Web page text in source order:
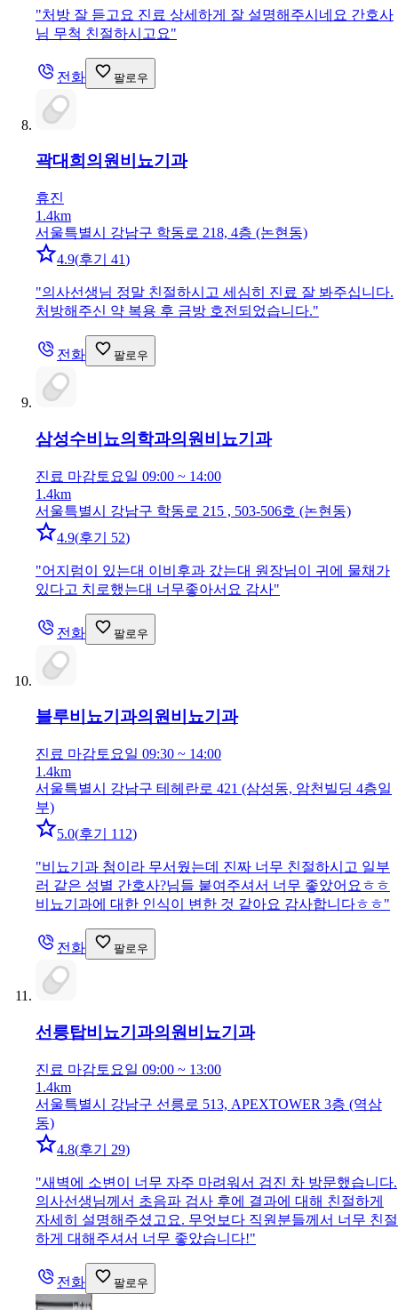
"처방 잘 듣고요 진료 상세하게 잘 설명해주시네요 간호사
님 무척 친절하시고요"
전화 팔로우
곽대희의원비뇨기과
휴진
1.4km
서울특별시 강남구 학동로 218, 4층 (논현동)
4.9(후기 41)
"의사선생님 정말 친절하시고 세심히 진료 잘 봐주십니다.
처방해주신 약 복용 후 금방 호전되었습니다."
전화 팔로우
삼성수비뇨의학과의원 비뇨기과
진료 마감토요일 09:00 ~ 14:00
1.4km
서울특별시 강남구 학동로 215 , 503-506호 (논현동)
4.9(후기 52)
"어지럼이 있는대 이비후과 갔는대 원장님이 귀에 물채가
있다고 치로했는대 너무좋아서요 감사"
전화 팔로우
블루비뇨기과의원비뇨기과
진료 마감토요일 09:30 ~ 14:00
1.4km
서울특별시 강남구 테헤란로 421 (삼성동, 암천빌딩 4층일
부)
5.0(후기 112)
"비뇨기과 첨이라 무서웠는데 진짜 너무 친절하시고 일부
러 같은 성별 간호사?님들 붙여주셔서 너무 좋았어요ㅎㅎ
비뇨기과에 대한 인식이 변한 것 같아요 감사합니다ㅎㅎ"
전화 팔로우
선릉탑비뇨기과의원 비뇨기과
진료 마감토요일 09:00 ~ 13:00
1.4km
서울특별시 강남구 선릉로 513, APEXTOWER 3층 (역삼
동)
4.8(후기 29)
"새벽에 소변이 너무 자주 마려워서 검진 차 방문했습니다.
의사선생님께서 초음파 검사 후에 결과에 대해 친절하게
자세히 설명해주셨고요. 무엇보다 직원분들께서 너무 친절
하게 대해주셔서 너무 좋았습니다!"
전화 팔로우